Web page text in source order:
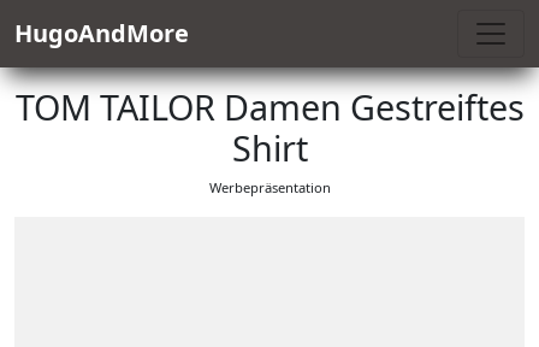
HugoAndMore
TOM TAILOR Damen Gestreiftes
Shirt
Werbepräsentation